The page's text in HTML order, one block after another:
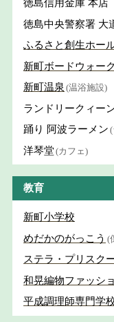
徳島信用金庫 本店
徳島中央警察署 大
ふるさと創生ホー
新町ボードウォーク
新町温泉 (温浴施設)
ランドリークィー
踊り 阿波ラーメン
洋琴堂(カフェ)
教育
新町小学校
めだかのがっこう (
ステラ・プリスク
和晃編物ファッシ
平成調理師専門学